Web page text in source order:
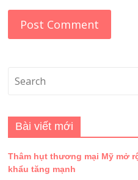
Bài viết mới
Thâm hụt thương mại Mỹ mở
khẩu tăng mạnh